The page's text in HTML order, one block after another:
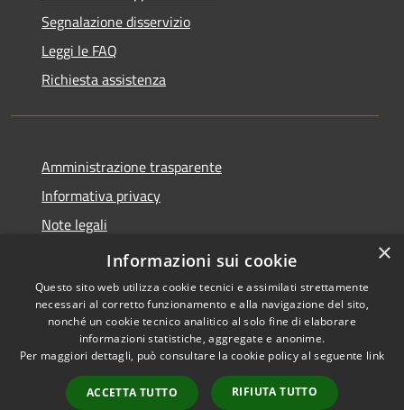
Segnalazione disservizio
Leggi le FAQ
Richiesta assistenza
Amministrazione trasparente
Informativa privacy
Note legali
Dichiarazione di accessibilità
Accessibilità
Copyright © 2026 • Comune di
Longare • Powered by
Municipium•
Accesso
×
Informazioni sui cookie
Questo sito web utilizza cookie tecnici e assimilati strettamente
necessari al corretto funzionamento e alla navigazione del sito,
nonché un cookie tecnico analitico al solo fine di elaborare
informazioni statistiche, aggregate e anonime.
Per maggiori dettagli, può consultare la cookie policy al seguente link
ACCETTA TUTTO RIFIUTA TUTTO